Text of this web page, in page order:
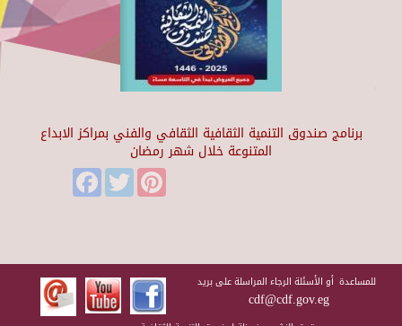
برنامج صندوق التنمية الثقافية الثقافي والفني بمراكز الابداع
المتنوعة خلال شهر رمضان
FacebookTwitter
للمساعدة أو الأسئلة الرجاء المراسلة على بريد
cdf@cdf.gov.eg